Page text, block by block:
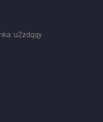
u2zdqqy